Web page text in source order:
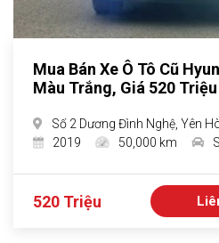
Mua Bán Xe Ô Tô Cũ
Màu Trắng, Giá 520 Triệu
Số 2 Dương Đình Nghệ, Yên
2019
50,000 km
520 Triệu